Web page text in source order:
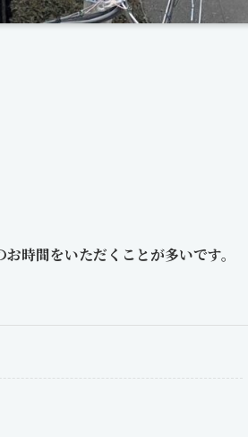
時間をいただくことが多いです。